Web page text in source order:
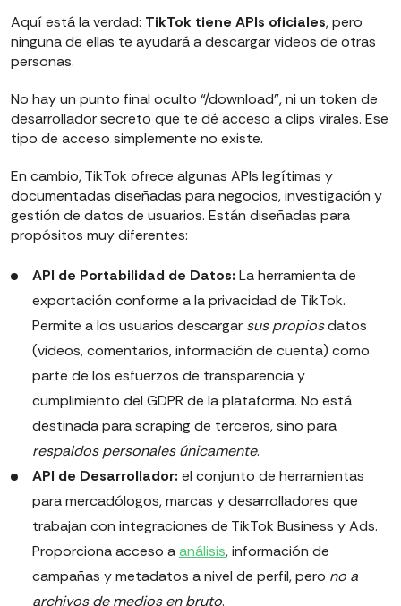
Aquí está la verdad: TikTok tiene APIs oficiales, pero
ninguna de ellas te ayudará a descargar videos de otras
personas.
No hay un punto final oculto “/download”, ni un token de
desarrollador secreto que te dé acceso a clips virales. Ese
tipo de acceso simplemente no existe.
En cambio, TikTok ofrece algunas APIs legítimas y
documentadas diseñadas para negocios, investigación y
gestión de datos de usuarios. Están diseñadas para
propósitos muy diferentes:
API de Portabilidad de Datos: La herramienta de
exportación conforme a la privacidad de TikTok.
Permite a los usuarios descargar sus propiosdatos
(videos, comentarios, información de cuenta) como
parte de los esfuerzos de transparencia y
cumplimiento del GDPR de la plataforma. No está
destinada para scraping de terceros, sino para
respaldos personales únicamente.
API de Desarrollador: el conjunto de herramientas
para mercadólogos, marcas y desarrolladores que
trabajan con integraciones de TikTok Business y Ads.
Proporciona acceso aanálisis, información de
campañas y metadatos a nivel de perfil, pero no a
archivos de medios en bruto.